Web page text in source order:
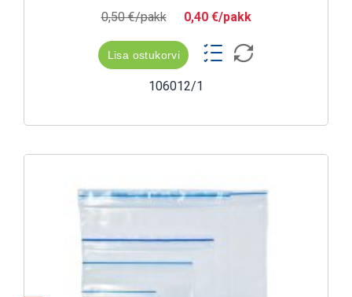
0,50 €/pakk 0,40 €/pakk
Lisa ostukorvi
106012/1